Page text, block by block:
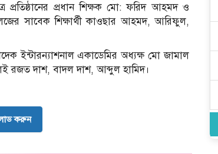
প্রতিষ্ঠানের প্রধান শিক্ষক মো: ফরিদ আহমদ ও
সাবেক শিক্ষার্থী কাওছার আহমদ, আরিফুল,
ইন্টারন্যাশনাল একাডেমির অধ্যক্ষ মো জামাল
রজত দাশ, বাদল দাশ, আব্দুল হামিদ।
করুন